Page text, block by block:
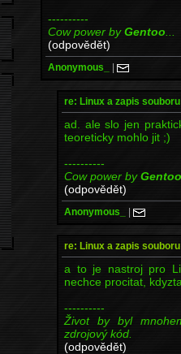
----------
Cow power byGentoo
(odpovědět)
Anonymous_ |
re: Linux a zapis
ad. ale slo jen
teoreticky mohlo jit ;)
----------
Cow power byGentoo
(odpovědět)
Anonymous_ |
re: Linux a zapis
a to je nastroj pro
nechce procitat,
----------
Život by byl
zdrojový kód.
(odpovědět)